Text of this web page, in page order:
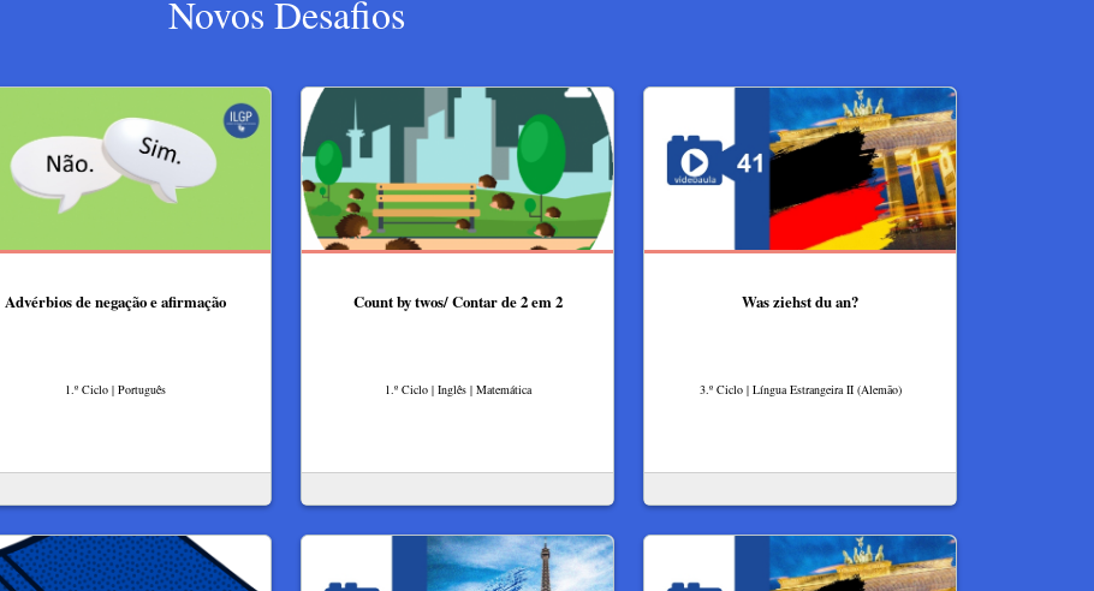
Novos Desafios
Advérbios de negação e afirmação
1.º Ciclo | Português
Count by twos/ Contar de 2 em 2
1.º Ciclo | Inglês | Matemática
Was ziehst du an?
3.º Ciclo | Língua Estrangeira II (Alemão)